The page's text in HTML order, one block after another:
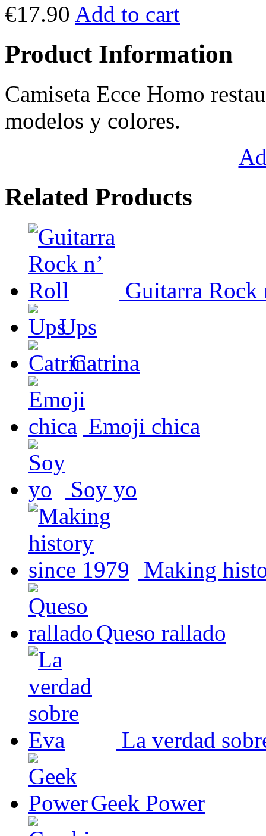
€17.90 Add to cart
Product Information
Camiseta Ecce Homo
modelos y colores.
Related Products
Guitarra Rock
Ups
Catrina
Emoji chica
Soy yo
Making
Queso rallado
La verdad
Geek Power